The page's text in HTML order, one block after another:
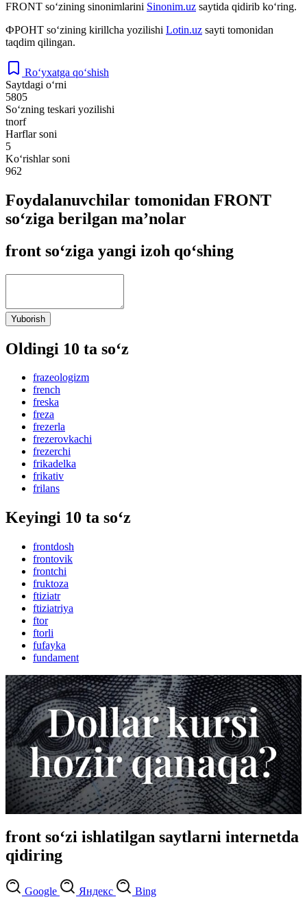
FRONT so‘zining sinonimlarini Sinonim.uz saytida qidirib ko‘ring.
ФРОНТ so‘zining kirillcha yozilishi Lotin.uz sayti tomonidan
taqdim qilingan.
Ro‘yxatga qo‘shish
Saytdagi o‘rni
5805
So‘zning teskari yozilishi
tnorf
Harflar soni
5
Ko‘rishlar soni
962
Foydalanuvchilar tomonidan FRONT
so‘ziga berilgan ma’nolar
front so‘ziga yangi izoh qo‘shing
Yuborish
Oldingi 10 ta so‘z
frazeologizm
french
freska
freza
frezerla
frezerovkachi
frezerchi
frikadelka
frikativ
frilans
Keyingi 10 ta so‘z
frontdosh
frontovik
frontchi
fruktoza
ftiziatr
ftiziatriya
ftor
ftorli
fufayka
fundament
front so‘zi ishlatilgan saytlarni internetda
qidiring
Google Яндекс Bing